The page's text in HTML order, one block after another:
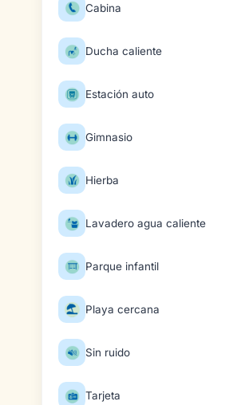
Cabina
Ducha caliente
Estación auto
Gimnasio
Hierba
Lavadero agua caliente
Parque infantil
Playa cercana
Sin ruido
Tarjeta